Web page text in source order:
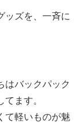
ッズを、一斉に
はバックパック
てます。
て軽いものが魅